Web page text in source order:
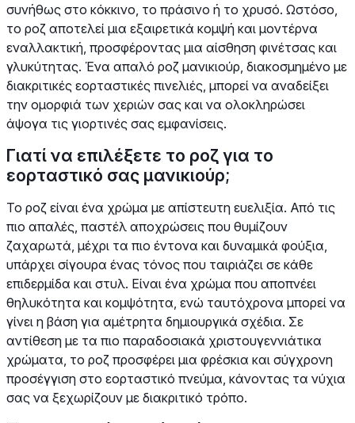
συνήθως στο κόκκινο, το πράσινο ή το χρυσό. Ωστόσο,
το ροζ αποτελεί μια εξαιρετικά κομψή και μοντέρνα
εναλλακτική, προσφέροντας μια αίσθηση φινέτσας και
γλυκύτητας. Ένα απαλό ροζ μανικιούρ, διακοσμημένο με
διακριτικές εορταστικές πινελιές, μπορεί να αναδείξει
την ομορφιά των χεριών σας και να ολοκληρώσει
άψογα τις γιορτινές σας εμφανίσεις.
Γιατί να επιλέξετε το ροζ για το
εορταστικό σας μανικιούρ;
Το ροζ είναι ένα χρώμα με απίστευτη ευελιξία. Από τις
πιο απαλές, παστέλ αποχρώσεις που θυμίζουν
ζαχαρωτά, μέχρι τα πιο έντονα και δυναμικά φούξια,
υπάρχει σίγουρα ένας τόνος που ταιριάζει σε κάθε
επιδερμίδα και στυλ. Είναι ένα χρώμα που αποπνέει
θηλυκότητα και κομψότητα, ενώ ταυτόχρονα μπορεί να
γίνει η βάση για αμέτρητα δημιουργικά σχέδια. Σε
αντίθεση με τα πιο παραδοσιακά χριστουγεννιάτικα
χρώματα, το ροζ προσφέρει μια φρέσκια και σύγχρονη
προσέγγιση στο εορταστικό πνεύμα, κάνοντας τα νύχια
σας να ξεχωρίζουν με διακριτικό τρόπο.